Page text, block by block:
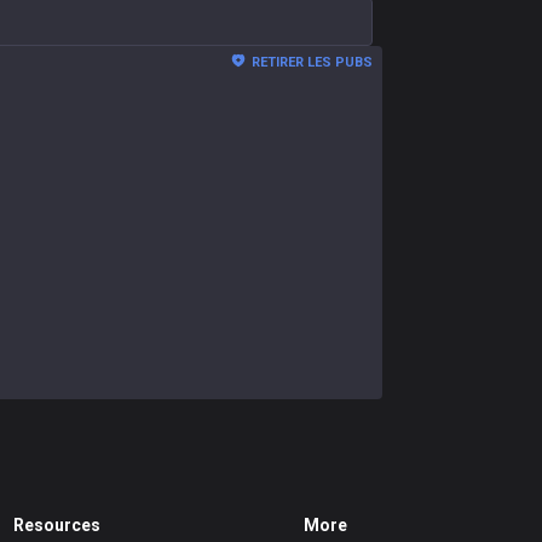
RETIRER LES PUBS
Resources More